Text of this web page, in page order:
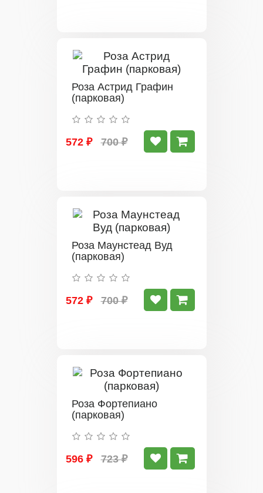
Роза Астрид Графин
(парковая)
572 ₽ 700 ₽
Роза Маунстеад Вуд
(парковая)
572 ₽ 700 ₽
Роза Фортепиано
(парковая)
596 ₽ 723 ₽